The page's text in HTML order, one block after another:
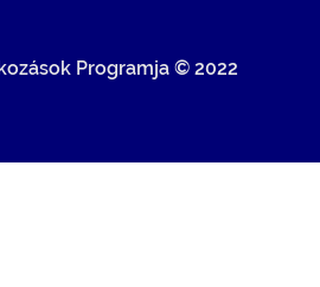
Programja © 2022